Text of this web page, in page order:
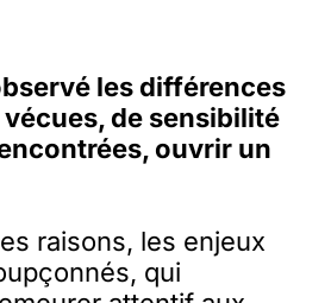
les différences
de sensibilité
ouvrir un
raisons, les enjeux
qui